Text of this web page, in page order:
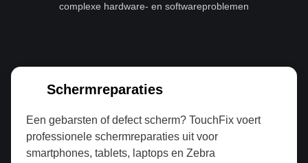
complexe hardware- en softwareproblemen
Schermreparaties
Een gebarsten of defect scherm? TouchFix voert
professionele schermreparaties uit voor
smartphones, tablets, laptops en Zebra